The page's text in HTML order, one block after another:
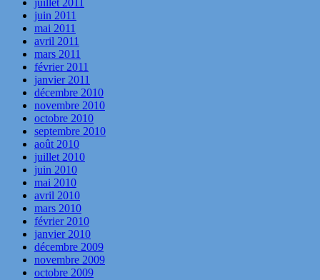
juillet 2011
juin 2011
mai 2011
avril 2011
mars 2011
février 2011
janvier 2011
décembre 2010
novembre 2010
octobre 2010
septembre 2010
août 2010
juillet 2010
juin 2010
mai 2010
avril 2010
mars 2010
février 2010
janvier 2010
décembre 2009
novembre 2009
octobre 2009